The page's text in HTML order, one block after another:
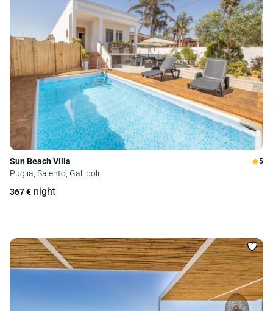
Sun Beach Villa 5
Puglia, Salento, Gallipoli
367€ night